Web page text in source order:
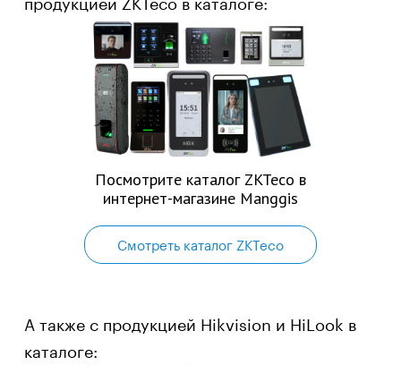
Посмотрите каталог ZKTeco в
интернет-магазине Manggis
Смотреть каталог ZKTeco
А также с продукцией Hikvision и HiLook в
каталоге: